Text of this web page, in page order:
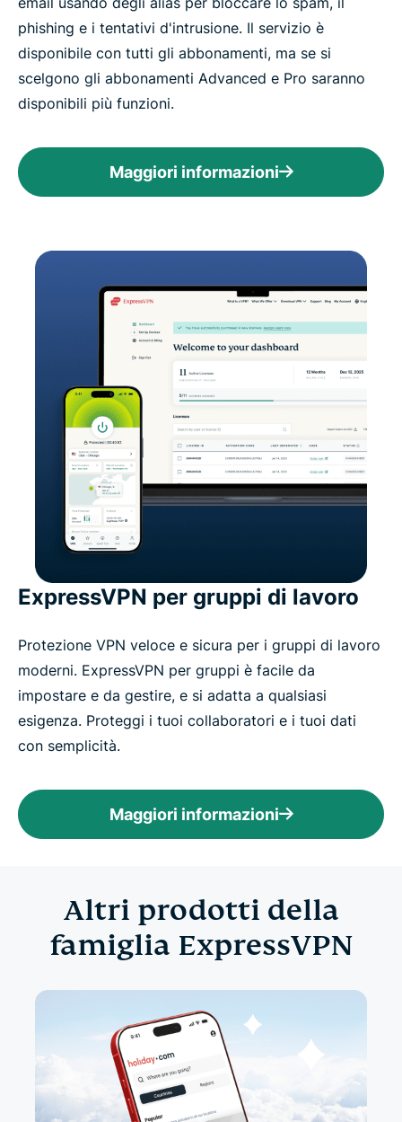
phishing e i tentativi d'intrusione. Il servizio è
disponibile con tutti gli abbonamenti, ma se si
scelgono gli abbonamenti Advanced e Pro saranno
disponibili più funzioni.
Maggiori informazioni
ExpressVPN per gruppi di lavoro
Protezione VPN veloce e sicura per i gruppi di lavoro
moderni. ExpressVPN per gruppi è facile da
impostare e da gestire, e si adatta a qualsiasi
esigenza. Proteggi i tuoi collaboratori e i tuoi dati
con semplicità.
Maggiori informazioni
Altri prodotti della
famiglia ExpressVPN